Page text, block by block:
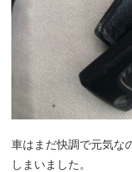
車はまだ快調で元気な
しまいました。